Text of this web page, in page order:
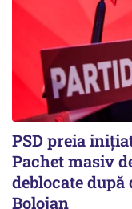
PSD preia
Pachet masiv
deblocate
Bolojan